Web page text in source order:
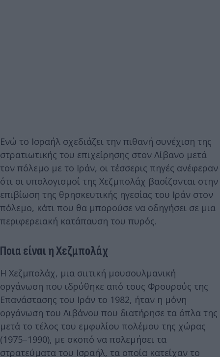
Ενώ το Ισραήλ σχεδιάζει την πιθανή συνέχιση της
στρατιωτικής του επιχείρησης στον Λίβανο μετά
τον πόλεμο με το Ιράν, οι τέσσερις πηγές ανέφεραν
ότι οι υπολογισμοί της Χεζμπολάχ βασίζονται στην
επιβίωση της θρησκευτικής ηγεσίας του Ιράν στον
πόλεμο, κάτι που θα μπορούσε να οδηγήσει σε μια
περιφερειακή κατάπαυση του πυρός.
Ποια είναι η Χεζμπολάχ
Η Χεζμπολάχ, μια σιιτική μουσουλμανική
οργάνωση που ιδρύθηκε από τους Φρουρούς της
Επανάστασης του Ιράν το 1982, ήταν η μόνη
οργάνωση του Λιβάνου που διατήρησε τα όπλα της
μετά το τέλος του εμφυλίου πολέμου της χώρας
(1975–1990), με σκοπό να πολεμήσει τα
στρατεύματα του Ισραήλ, τα οποία κατείχαν το